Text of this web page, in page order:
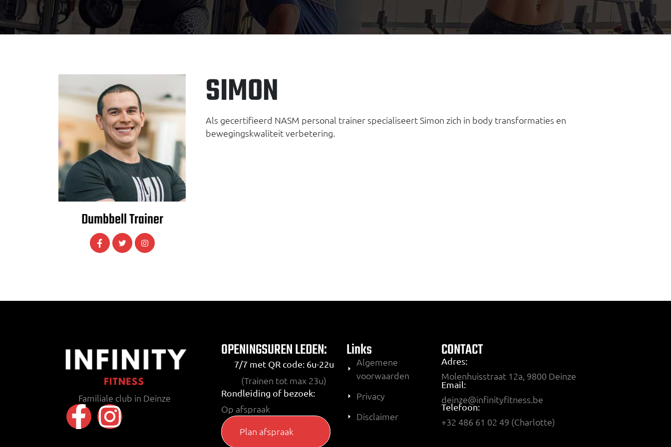
Dumbbell Trainer
SIMON
Als gecertifieerd NASM personal trainer specialiseert Simon zich in body transformaties en
bewegingskwaliteit verbetering.
Familiale club in Deinze
OPENINGSUREN LEDEN:
7/7 met QR code: 6u-22u
(Trainen tot max 23u)
Rondleiding of bezoek:
Op afspraak
Plan afspraak
Links
Algemene
voorwaarden
Privacy
Disclaimer
CONTACT
Adres:
Molenhuisstraat 12a, 9800 Deinze
Email:
deinze@infinityfitness.be
Telefoon:
+32 486 61 02 49 (Charlotte)